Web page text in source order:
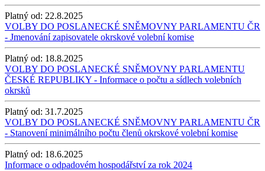
Platný od: 22.8.2025
VOLBY DO POSLANECKÉ SNĚMOVNY PARLAMENTU ČR
- Jmenování zapisovatele okrskové volební komise
Platný od: 18.8.2025
VOLBY DO POSLANECKÉ SNĚMOVNY PARLAMENTU
ČESKÉ REPUBLIKY - Informace o počtu a sídlech volebních
okrsků
Platný od: 31.7.2025
VOLBY DO POSLANECKÉ SNĚMOVNY PARLAMENTU ČR
- Stanovení minimálního počtu členů okrskové volební komise
Platný od: 18.6.2025
Informace o odpadovém hospodářství za rok 2024